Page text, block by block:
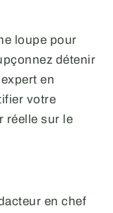
loupe pour
détenir
en
votre
réelle sur le
en chef